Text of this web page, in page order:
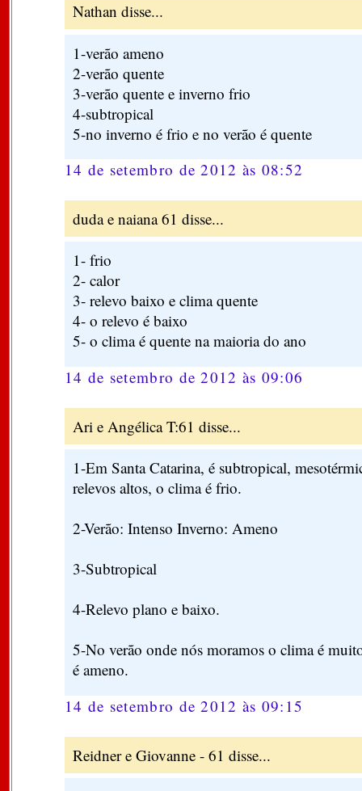
Nathan disse...
1-verão ameno
2-verão quente
3-verão quente e inverno frio
4-subtropical
5-no inverno é frio e no verão é quente
14 de setembro de 2012 às 08:52
duda e naiana 61 disse...
1- frio
2- calor
3- relevo baixo e clima quente
4- o relevo é baixo
5- o clima é quente na maioria do ano
14 de setembro de 2012 às 09:06
Ari e Angélica T:61 disse...
1-Em Santa Catarina, é subtropical,
relevos altos, o clima é frio.
2-Verão: Intenso Inverno: Ameno
3-Subtropical
4-Relevo plano e baixo.
5-No verão onde nós moramos o clima é
é ameno.
14 de setembro de 2012 às 09:15
Reidner e Giovanne - 61 disse...